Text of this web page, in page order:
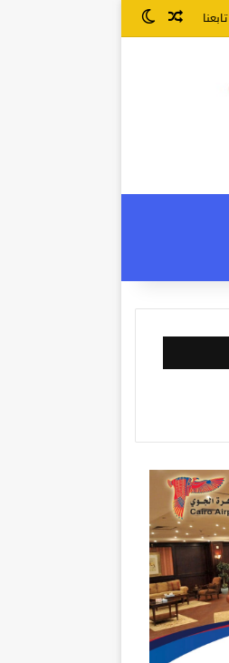
تابعنا مقال عشوائي
الوضع المظلم